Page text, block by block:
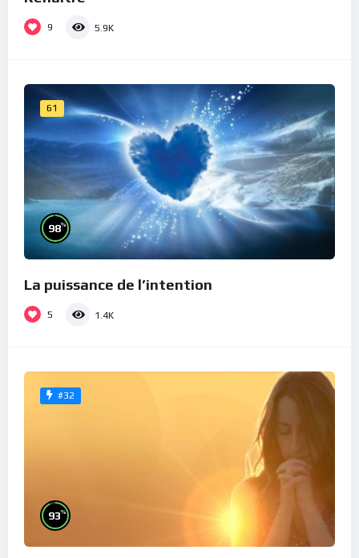
9 5.9K
61
98%
La puissance de l’intention
5 1.4K
#32
93%